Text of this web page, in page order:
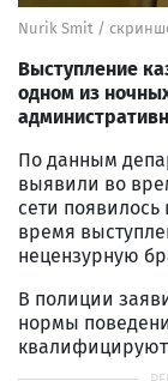
Nurik Smit /
Выступление
одном из
По данным
выявили во
сети
время
нецензурную
В полиции
нормы